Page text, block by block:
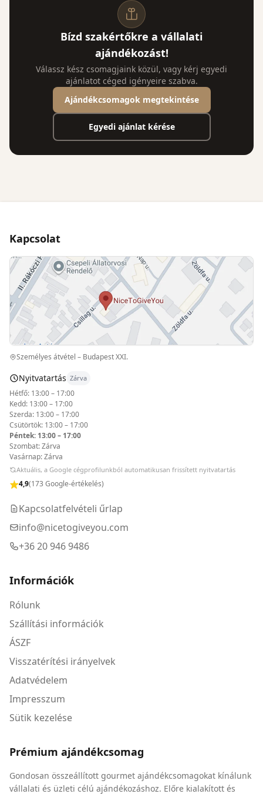
Bízd szakértőkre a vállalati
ajándékozást!
Válassz kész csomagjaink közül, vagy kérj egyedi
ajánlatot céged igényeire szabva.
Ajándékcsomagok megtekintése
Egyedi ajánlat kérése
Kapcsolat
Személyes átvétel – Budapest XXI.
Nyitvatartás Zárva
Hétfő: 13:00 – 17:00
Kedd: 13:00 – 17:00
Szerda: 13:00 – 17:00
Csütörtök: 13:00 – 17:00
Péntek: 13:00 – 17:00
Szombat: Zárva
Vasárnap: Zárva
Aktuális, a Google cégprofilunkból automatikusan frissített nyitvatartás
4,9(173 Google-értékelés)
Kapcsolatfelvételi űrlap
info@nicetogiveyou.com
+36 20 946 9486
Információk
Rólunk
Szállítási információk
ÁSZF
Visszatérítési irányelvek
Adatvédelem
Impresszum
Sütik kezelése
Prémium ajándékcsomag
Gondosan összeállított gourmet ajándékcsomagokat kínálunk
vállalati és üzleti célú ajándékozáshoz. Előre kialakított és